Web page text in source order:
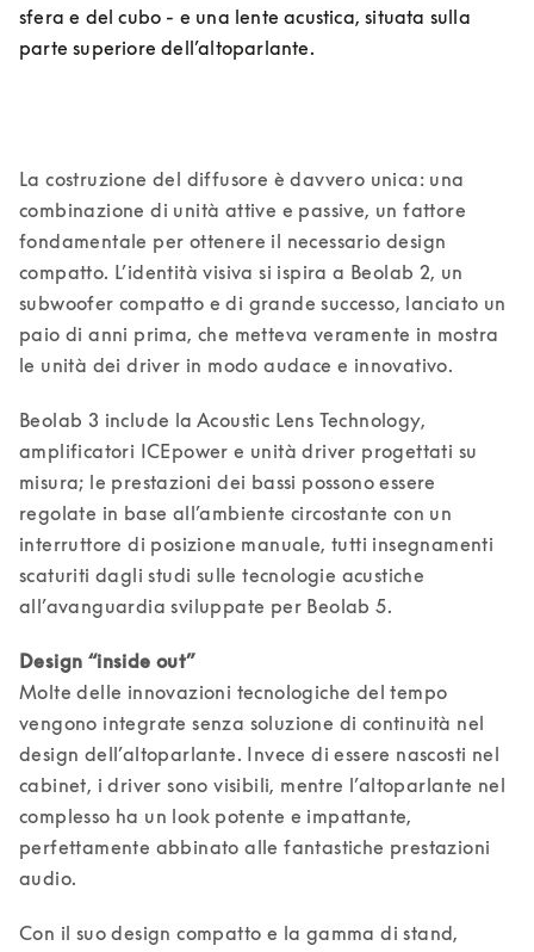
sfera e del cubo - e una lente acustica, situata sulla
parte superiore dell’altoparlante.
La costruzione del diffusore è davvero unica: una
combinazione di unità attive e passive, un fattore
fondamentale per ottenere il necessario design
compatto. L’identità visiva si ispira a Beolab 2, un
subwoofer compatto e di grande successo, lanciato un
paio di anni prima, che metteva veramente in mostra
le unità dei driver in modo audace e innovativo.
Beolab 3 include la Acoustic Lens Technology,
amplificatori ICEpower e unità driver progettati su
misura; le prestazioni dei bassi possono essere
regolate in base all’ambiente circostante con un
interruttore di posizione manuale, tutti insegnamenti
scaturiti dagli studi sulle tecnologie acustiche
all’avanguardia sviluppate per Beolab 5.
Design “inside out”
Molte delle innovazioni tecnologiche del tempo
vengono integrate senza soluzione di continuità nel
design dell’altoparlante. Invece di essere nascosti nel
cabinet, i driver sono visibili, mentre l’altoparlante nel
complesso ha un look potente e impattante,
perfettamente abbinato alle fantastiche prestazioni
audio.
Con il suo design compatto e la gamma di stand,